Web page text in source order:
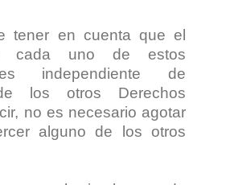
tener en cuenta que el
cada uno de estos
independiente de
los otros Derechos
no es necesario agotar
alguno de los otros